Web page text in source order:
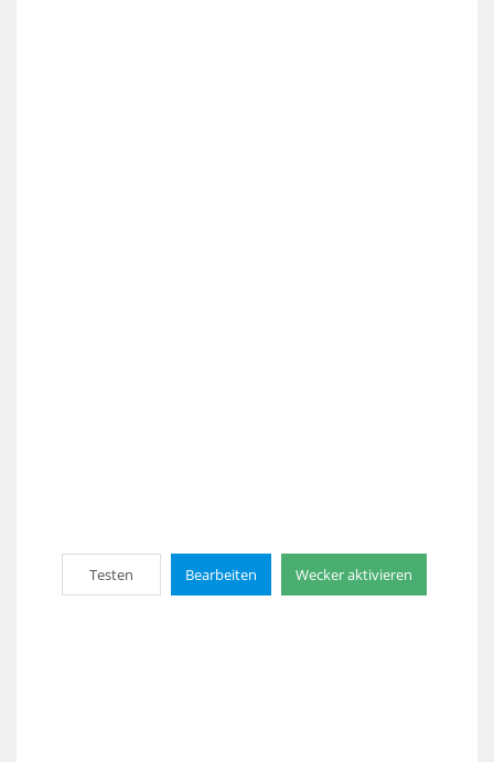
Testen Bearbeiten Wecker aktivieren